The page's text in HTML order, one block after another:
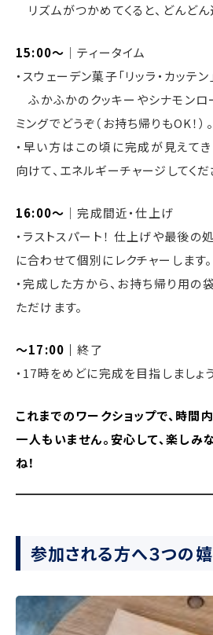
リズムがつかめてくると、どんどん
15:00〜 ｜ティータイム
・スウェーデン菓子「リッラ・カッテ
ふかふかのクッキーやシナモンロ
ミングでどうぞ（お持ち帰りもOK！）。
・早い方はこの頃に完成が見えてき
向けて、エネルギーチャージしてくだ
16:00〜 ｜完成間近・仕上げ
・ラストスパート！ 仕上げや最後の
に合わせて個別にレクチャーします。
・完成した方から、お持ち帰り用の
ただけます。
〜17:00｜終了
・17時をめどに完成を目指しましょう
これまでのワークショップで、時間
一人もいません。安心して、楽しみ
ね！
参加される方へ３つの